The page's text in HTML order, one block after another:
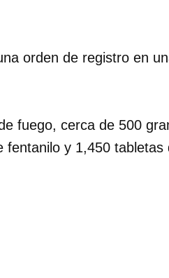
orden de registro en
fuego, cerca de 500
y 1,450 tabletas